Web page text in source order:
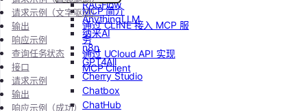
RAGFlow
AnythingLLM
纳米AI
n8n
GPT4All
Cherry Studio
Chatbox
ChatHub
MCP 简介
通过 CLINE 接入 MCP 服
务
通过 UCloud API 实现
MCP Client
请求示例（文字驱动）
输出
响应示例
查询任务状态
接口
请求示例
输出
响应示例（成功）